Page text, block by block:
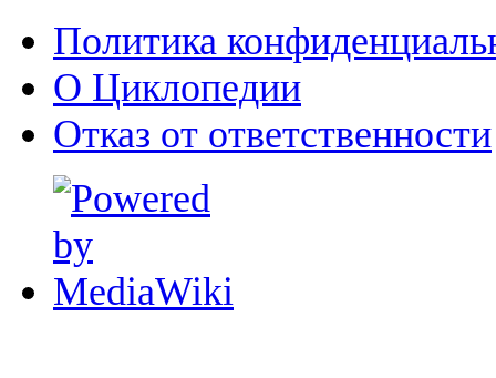
Политика
О Циклопедии
Отказ от ответственности